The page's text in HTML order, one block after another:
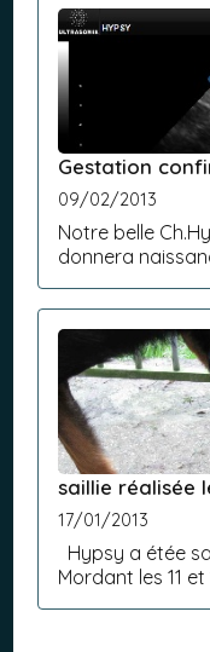
Reichshoffen.
Gestation
09/02/2013
Notre belle
donnera
ce samedi 9
êtes intéressés
saillie réalisée
17/01/2013
Hypsy a étée
Mordant les 11 et 12 janvier